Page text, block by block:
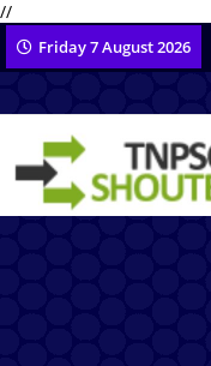
//
Friday 7 August 2026